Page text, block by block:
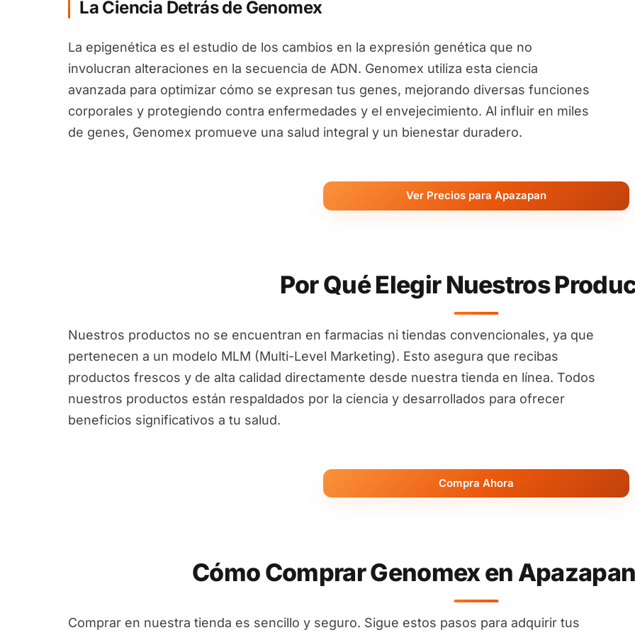
La Ciencia Detrás de Genomex
La epigenética es el estudio de los cambios en la expresión genética que no
involucran alteraciones en la secuencia de ADN. Genomex utiliza esta ciencia
avanzada para optimizar cómo se expresan tus genes, mejorando diversas funciones
corporales y protegiendo contra enfermedades y el envejecimiento. Al influir en miles
de genes, Genomex promueve una salud integral y un bienestar duradero.
Ver Precios para Apazapan
Por Qué Elegir Nuestros
Nuestros productos no se encuentran en farmacias ni tiendas convencionales, ya que
pertenecen a un modelo MLM (Multi-Level Marketing). Esto asegura que recibas
productos frescos y de alta calidad directamente desde nuestra tienda en línea. Todos
nuestros productos están respaldados por la ciencia y desarrollados para ofrecer
beneficios significativos a tu salud.
Compra Ahora
Cómo Comprar Genomex en
Comprar en nuestra tienda es sencillo y seguro. Sigue estos pasos para adquirir tus